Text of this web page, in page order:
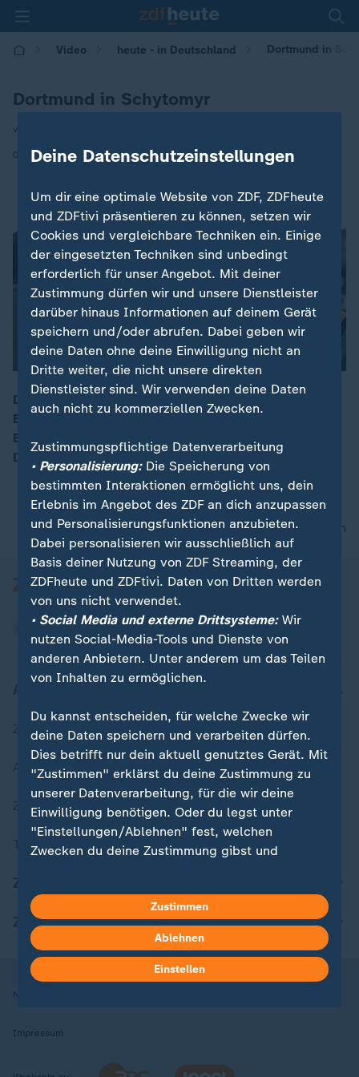
Video heute - in Deutschland Dortmund in
Dortmund in Schytomyr
von Carsten Thurau
08.07.2026 | 14:00
Dortmunds Oberbürgermeister besuchte mit einem
BVB-Vertreter die ukrainische Partnerstadt Schytomyr.
Bei einem Besuch der Fußballakademie betonte er,
Deutschland könne viel von der Ukraine lernen.
nach oben
Zuletzt veröffentlicht
Aktuelle Sendungs-Videos
ZDFheute Stories
Themen im Überblick
ZDFheute Apps
Nutzungsbedingungen
Impressum
Deine Datenschutzeinstellungen
Um dir eine optimale Website von ZDF, ZDFheute
und ZDFtivi präsentieren zu können, setzen wir
Cookies und vergleichbare Techniken ein. Einige
der eingesetzten Techniken sind unbedingt
erforderlich für unser Angebot. Mit deiner
Zustimmung dürfen wir und unsere Dienstleister
darüber hinaus Informationen auf deinem Gerät
speichern und/oder abrufen. Dabei geben wir
deine Daten ohne deine Einwilligung nicht an
Dritte weiter, die nicht unsere direkten
Dienstleister sind. Wir verwenden deine Daten
auch nicht zu kommerziellen Zwecken.
Zustimmungspflichtige Datenverarbeitung
• Personalisierung:Die Speicherung von
bestimmten Interaktionen ermöglicht uns, dein
Erlebnis im Angebot des ZDF an dich anzupassen
und Personalisierungsfunktionen anzubieten.
Dabei personalisieren wir ausschließlich auf
Basis deiner Nutzung von ZDF Streaming, der
ZDFheute und ZDFtivi. Daten von Dritten werden
von uns nicht verwendet.
• Social Media und externe Drittsysteme:Wir
nutzen Social-Media-Tools und Dienste von
anderen Anbietern. Unter anderem um das Teilen
von Inhalten zu ermöglichen.
Du kannst entscheiden, für welche Zwecke wir
deine Daten speichern und verarbeiten dürfen.
Dies betrifft nur dein aktuell genutztes Gerät. Mit
"Zustimmen" erklärst du deine Zustimmung zu
unserer Datenverarbeitung, für die wir deine
Einwilligung benötigen. Oder du legst unter
"Einstellungen/Ablehnen" fest, welchen
Zwecken du deine Zustimmung gibst und
in deinen Einstellungen widerrufen oder ändern.
Hier findest du das Impressum.
Weitere Informationen findest du in unserer
Datenschutzerklärung.
Zustimmen
Ablehnen
Einstellen